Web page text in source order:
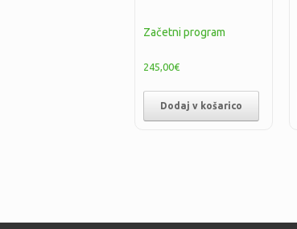
Začetni program
245,00€
Dodaj v košarico